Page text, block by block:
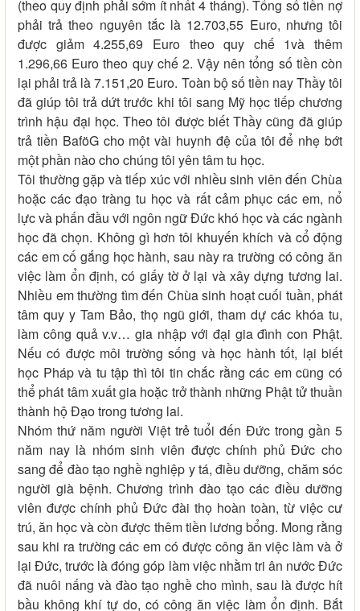
(theo quy định phải sớm ít nhất 4 tháng). Tổng số tiền nợ
phải trả theo nguyên tắc là 12.703,55 Euro, nhưng tôi
được giảm 4.255,69 Euro theo quy chế 1và thêm
1.296,66 Euro theo quy chế 2. Vậy nên tổng số tiền còn
lại phải trả là 7.151,20 Euro. Toàn bộ số tiền nay Thầy tôi
đã giúp tôi trả dứt trước khi tôi sang Mỹ học tiếp chương
trình hậu đại học. Theo tôi được biết Thầy cũng đã giúp
trả tiền BaföG cho một vài huynh đệ của tôi để nhẹ bớt
một phần nào cho chúng tôi yên tâm tu học.
Tôi thường gặp và tiếp xúc với nhiều sinh viên đến Chùa
hoặc các đạo tràng tu học và rất cảm phục các em, nổ
lực và phấn đầu với ngôn ngữ Đức khó học và các ngành
học đã chọn. Không gì hơn tôi khuyến khích và cổ động
các em cố gắng học hành, sau này ra trường có công ăn
việc làm ổn định, có giấy tờ ở lại và xây dựng tương lai.
Nhiều em thường tìm đến Chùa sinh hoạt cuối tuần, phát
tâm quy y Tam Bảo, thọ ngũ giới, tham dự các khóa tu,
làm công quả v.v… gia nhập với đại gia đình con Phật.
Nếu có được môi trường sống và học hành tốt, lại biết
học Pháp và tu tập thì tôi tin chắc rằng các em cũng có
thể phát tâm xuất gia hoặc trở thành những Phật tử thuần
thành hộ Đạo trong tương lai.
Nhóm thứ năm người Việt trẻ tuổi đến Đức trong gần 5
năm nay là nhóm sinh viên được chính phủ Đức cho
sang để đào tạo nghề nghiệp y tá, điều dưỡng, chăm sóc
người già bệnh. Chương trình đào tạo các điều dưỡng
viên được chính phủ Đức đài thọ hoàn toàn, từ việc cư
trú, ăn học và còn được thêm tiền lương bổng. Mong rằng
sau khi ra trường các em có được công ăn việc làm và ở
lại Đức, trước là đóng góp làm việc nhằm tri ân nước Đức
đã nuôi nấng và đào tạo nghề cho mình, sau là được hít
bầu không khí tự do, có công ăn việc làm ổn định. Bắt